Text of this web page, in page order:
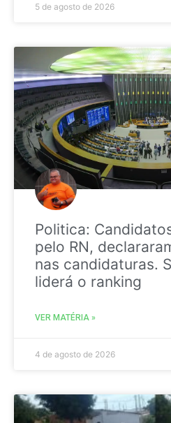
5 de agosto de 2026
Politica:
pelo RN,
nas candidaturas.
liderá o ranking
VER MATÉRIA »
4 de agosto de 2026